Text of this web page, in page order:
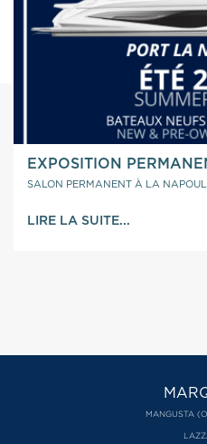
EXPOSITION
SALON PERMANENT À LA
LIRE LA SUITE...
MANGUSTA